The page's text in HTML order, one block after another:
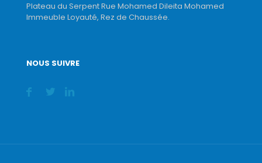
Plateau du Serpent Rue Mohamed Dileita Mohamed
Immeuble Loyauté, Rez de Chaussée.
NOUS SUIVRE